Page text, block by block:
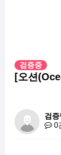
검증중
[오션
검증
0